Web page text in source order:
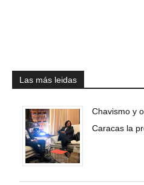
Las más leidas
Chavismo y
Caracas la